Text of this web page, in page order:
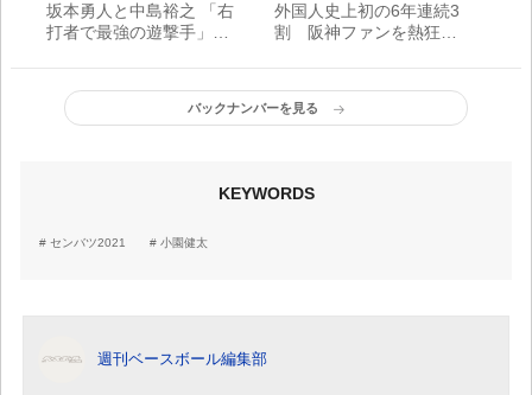
坂本勇人と中島裕之 「右
打者で最強の遊撃手」は
外国人史上初の6年連続3
割 阪神ファンを熱狂さ
造機は
バックナンバーを見る
KEYWORDS
センバツ2021 小園健太
週刊ベースボール編集部